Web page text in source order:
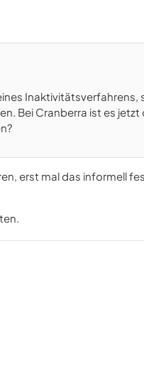
Inaktivitätsverfahrens,
Bei Cranberra ist es
erst mal das informell